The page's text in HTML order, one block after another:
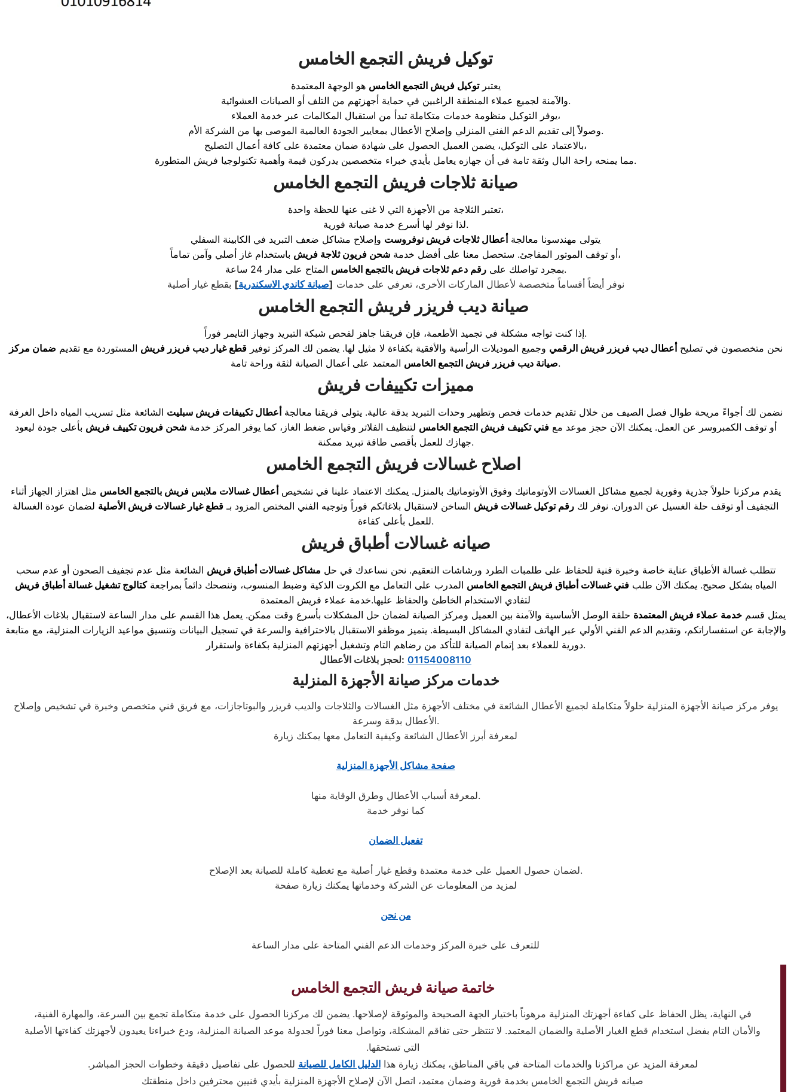
توكيل فريش التجمع الخامس
يعتبرتوكيل فريش التجمع الخامس هو الوجهة المعتمدة
والآمنة لجميع عملاء المنطقة الراغبين في حماية أجهزتهم من التلف أو الصيانات العشوائية.
يوفر التوكيل منظومة خدمات متكاملة تبدأ من استقبال المكالمات عبر خدمة العملاء،
وصولاً إلى تقديم الدعم الفني المنزلي وإصلاح الأعطال بمعايير الجودة العالمية الموصى بها من الشركة الأم.
بالاعتماد على التوكيل، يضمن العميل الحصول على شهادة ضمان معتمدة على كافة أعمال التصليح،
مما يمنحه راحة البال وثقة تامة في أن جهازه يعامل بأيدي خبراء متخصصين يدركون قيمة وأهمية تكنولوجيا فريش المتطورة.
صيانة ثلاجات فريش التجمع الخامس
تعتبر الثلاجة من الأجهزة التي لا غنى عنها للحظة واحدة،
لذا نوفر لها أسرع خدمة صيانة فورية.
يتولى مهندسونا معالجة أعطال ثلاجات فريش نوفروست وإصلاح مشاكل ضعف التبريد في الكابينة السفلي
أو توقف الموتور المفاجئ. ستحصل معنا على أفضل خدمة شحن فريون ثلاجة فريش
باستخدام غاز أصلي وآمن تماماً،
بمجرد تواصلك علىرقم دعم ثلاجات فريش بالتجمع الخامس
المتاح على مدار 24 ساعة.
نوفر أيضاً أقساماً متخصصة لأعطال الماركات الأخرى، تعرفي على خدمات [صيانة كاندي الاسكندرية] بقطع غيار أصلية
إذا كنت تواجه مشكلة في تجميد الأطعمة، فإن فريقنا جاهز لفحص شبكة التبريد وجهاز التايمر فوراً.
نحن متخصصون في تصليح أعطال ديب فريزر فريش الرقمي وجميع الموديلات الرأسية والأفقية بكفاءة لا مثيل لها. يضمن لك المركز توفيرقطع غيار ديب فريزر فريش المستوردة مع تقديم ضمان مركز
صيانة ديب فريزر فريش التجمع الخامسالمعتمد على أعمال الصيانة لثقة وراحة تامة.
مميزات تكييفات فريش
نضمن لك أجواءً مريحة طوال فصل الصيف من خلال تقديم خدمات فحص وتطهير وحدات التبريد بدقة عالية. يتولى فريقنا معالجة أعطال تكييفات فريش سبليت الشائعة مثل تسريب المياه داخل الغرفة
أو توقف الكمبروسر عن العمل. يمكنك الآن حجز موعد معفني تكييف فريش التجمع الخامس لتنظيف الفلاتر وقياس ضغط الغاز، كما يوفر المركز خدمةشحن فريون تكييف فريش بأعلى جودة ليعود
جهازك للعمل بأقصى طاقة تبريد ممكنة.
يقدم مركزنا حلولاً جذرية وفورية لجميع مشاكل الغسالات الأوتوماتيك وفوق الأوتوماتيك بالمنزل. يمكنك الاعتماد علينا في تشخيص أعطال غسالات ملابس فريش بالتجمع الخامس مثل اهتزاز الجهاز أثناء
التجفيف أو توقف حلة الغسيل عن الدوران. نوفر لك رقم توكيل غسالات فريش الساخن لاستقبال بلاغاتكم فوراً وتوجيه الفني المختص المزود بـ قطع غيار غسالات فريش الأصلية لضمان عودة الغسالة
للعمل بأعلى كفاءة.
تتطلب غسالة الأطباق عناية خاصة وخبرة فنية للحفاظ على طلمبات الطرد ورشاشات التعقيم. نحن نساعدك في حل مشاكل غسالات أطباق فريش الشائعة مثل عدم تجفيف الصحون أو عدم سحب
المياه بشكل صحيح. يمكنك الآن طلبفني غسالات أطباق فريش التجمع الخامس المدرب على التعامل مع الكروت الذكية وضبط المنسوب، وننصحك دائماً بمراجعةكتالوج تشغيل غسالة أطباق فريش
لتفادي الاستخدام الخاطئ والحفاظ عليها.خدمة عملاء فريش المعتمدة
يمثل قسمخدمة عملاء فريش المعتمدة حلقة الوصل الأساسية والآمنة بين العميل ومركز الصيانة لضمان حل المشكلات بأسرع وقت ممكن. يعمل هذا القسم على مدار الساعة لاستقبال بلاغات الأعطال،
والإجابة عن استفساراتكم، وتقديم الدعم الفني الأولي عبر الهاتف لتفادي المشاكل البسيطة. يتميز موظفو الاستقبال بالاحترافية والسرعة في تسجيل البيانات وتنسيق مواعيد الزيارات المنزلية، مع متابعة
دورية للعملاء بعد إتمام الصيانة للتأكد من رضاهم التام وتشغيل أجهزتهم المنزلية بكفاءة واستقرار.
لحجز بلاغات الأعطال: 01154008110
خدمات مركز صيانة الأجهزة المنزلية
يوفر مركز صيانة الأجهزة المنزلية حلولاً متكاملة لجميع الأعطال الشائعة في مختلف الأجهزة مثل الغسالات والثلاجات والديب فريزر والبوتاجازات، مع فريق فني متخصص وخبرة في تشخيص وإصلاح
الأعطال بدقة وسرعة.
لمعرفة أبرز الأعطال الشائعة وكيفية التعامل معها يمكنك زيارة
صفحة مشاكل الأجهزة المنزلية
لمعرفة أسباب الأعطال وطرق الوقاية منها.
كما نوفر خدمة
تفعيل الضمان
لضمان حصول العميل على خدمة معتمدة وقطع غيار أصلية مع تغطية كاملة للصيانة بعد الإصلاح.
لمزيد من المعلومات عن الشركة وخدماتها يمكنك زيارة صفحة
من نحن
للتعرف على خبرة المركز وخدمات الدعم الفني المتاحة على مدار الساعة
خاتمة صيانة فريش التجمع الخامس
في النهاية، يظل الحفاظ على كفاءة أجهزتك المنزلية مرهوناً باختيار الجهة الصحيحة والموثوقة لإصلاحها. يضمن لك مركزنا الحصول على خدمة متكاملة تجمع بين السرعة، والمهارة الفنية،
والأمان التام بفضل استخدام قطع الغيار الأصلية والضمان المعتمد. لا تنتظر حتى تفاقم المشكلة، وتواصل معنا فوراً لجدولة موعد الصيانة المنزلية، ودع خبراءنا يعيدون لأجهزتك كفاءتها الأصلية
التي تستحقها.
لمعرفة المزيد عن مراكزنا والخدمات المتاحة في باقي المناطق، يمكنك زيارة هذاالدليل الكامل للصيانة للحصول على تفاصيل دقيقة وخطوات الحجز المباشر.
صيانه فريش التجمع الخامس بخدمة فورية وضمان معتمد، اتصل الآن لإصلاح الأجهزة المنزلية بأيدي فنيين محترفين داخل منطقتك